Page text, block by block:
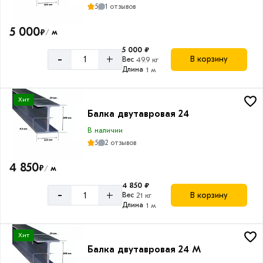
5
1 отзывов
5 000₽/ м
- +
5 000 ₽
Вес 49.9 кг
Длина 1 м
В корзину
Хит
Балка двутавровая 24
В наличии
5
2 отзывов
4 850₽/ м
- +
4 850 ₽
Вес 21 кг
Длина 1 м
В корзину
Хит
Балка двутавровая 24 М